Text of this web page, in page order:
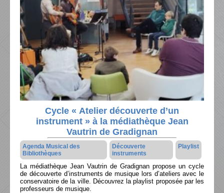
Cycle « Atelier découverte d’un
instrument » à la médiathèque Jean
Vautrin de Gradignan
Agenda Musical des
Bibliothèques
Découverte
instruments
Playlist
La médiathèque Jean Vautrin de Gradignan propose un cycle
de découverte d’instruments de musique lors d’ateliers avec le
conservatoire de la ville. Découvrez la playlist proposée par les
professeurs de musique.